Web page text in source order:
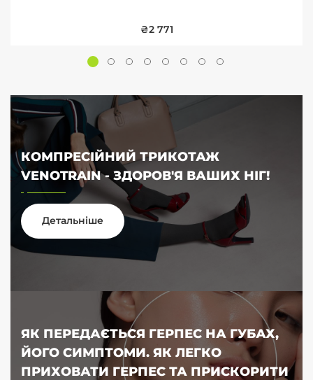
₴2 771
КОМПРЕСІЙНИЙ ТРИКОТАЖ
VENOTRAIN - ЗДОРОВ'Я ВАШИХ НІГ!
Детальніше
ЯК ПЕРЕДАЄТЬСЯ ГЕРПЕС НА ГУБАХ,
ЙОГО СИМПТОМИ. ЯК ЛЕГКО
ПРИХОВАТИ ГЕРПЕС ТА ПРИСКОРИТИ